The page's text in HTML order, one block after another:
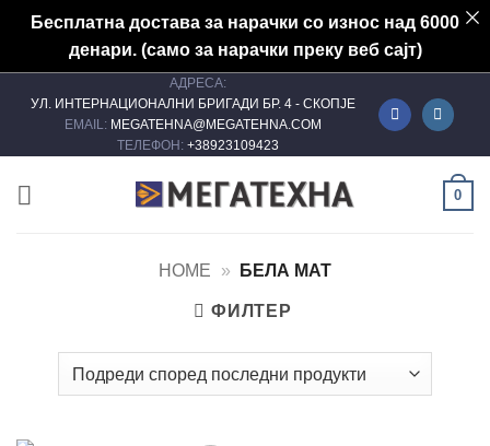
Бесплатна достава за нарачки со износ над 6000
денари. (само за нарачки преку веб сајт)
АДРЕСА:
УЛ. ИНТЕРНАЦИОНАЛНИ БРИГАДИ БР. 4 - СКОПЈЕ
EMAIL: MEGATEHNA@MEGATEHNA.COM
ТЕЛЕФОН: +38923109423
0
HOME » БЕЛА МАТ
ФИЛТЕР